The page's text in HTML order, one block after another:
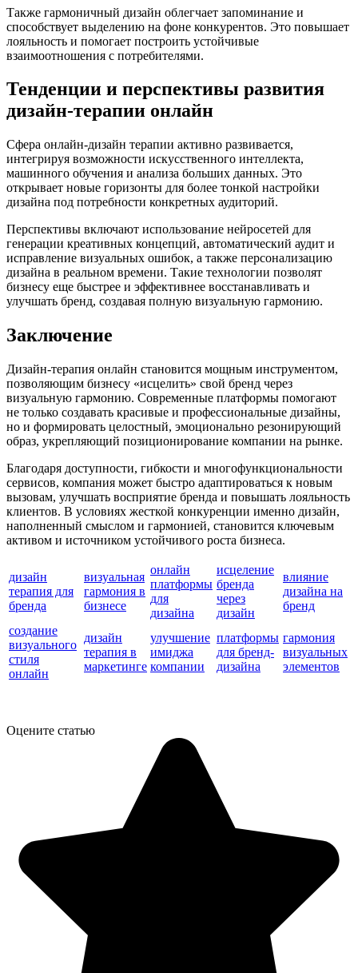
Также гармоничный дизайн облегчает запоминание и
способствует выделению на фоне конкурентов. Это повышает
лояльность и помогает построить устойчивые
взаимоотношения с потребителями.
Тенденции и перспективы развития
дизайн-терапии онлайн
Сфера онлайн-дизайн терапии активно развивается,
интегрируя возможности искусственного интеллекта,
машинного обучения и анализа больших данных. Это
открывает новые горизонты для более тонкой настройки
дизайна под потребности конкретных аудиторий.
Перспективы включают использование нейросетей для
генерации креативных концепций, автоматический аудит и
исправление визуальных ошибок, а также персонализацию
дизайна в реальном времени. Такие технологии позволят
бизнесу еще быстрее и эффективнее восстанавливать и
улучшать бренд, создавая полную визуальную гармонию.
Заключение
Дизайн-терапия онлайн становится мощным инструментом,
позволяющим бизнесу «исцелить» свой бренд через
визуальную гармонию. Современные платформы помогают
не только создавать красивые и профессиональные дизайны,
но и формировать целостный, эмоционально резонирующий
образ, укрепляющий позиционирование компании на рынке.
Благодаря доступности, гибкости и многофункциональности
сервисов, компания может быстро адаптироваться к новым
вызовам, улучшать восприятие бренда и повышать лояльность
клиентов. В условиях жесткой конкуренции именно дизайн,
наполненный смыслом и гармонией, становится ключевым
активом и источником устойчивого роста бизнеса.
дизайн
терапия для
бренда
визуальная
гармония в
бизнесе
онлайн
платформы
для
дизайна
исцеление
бренда
через
дизайн
влияние
дизайна на
бренд
создание
визуального
стиля
онлайн
дизайн
терапия в
маркетинге
улучшение
имиджа
компании
платформы
для бренд-
дизайна
гармония
визуальных
элементов
Оцените статью